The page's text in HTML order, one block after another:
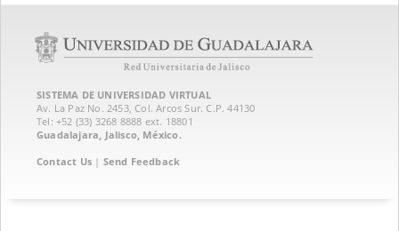
SISTEMA DE UNIVERSIDAD VIRTUAL
Av. La Paz No. 2453, Col. Arcos Sur. C.P. 44130
Tel: +52 (33) 3268 8888‏ ext. 18801
Guadalajara, Jalisco, México.
Contact Us | Send Feedback